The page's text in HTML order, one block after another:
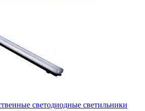
светодиодные светильники